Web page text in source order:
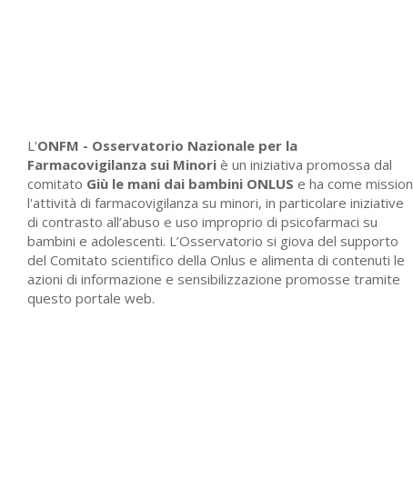
L'ONFM - Osservatorio Nazionale per la
Farmacovigilanza sui Minori è un iniziativa promossa dal
comitato Giù le mani dai bambini ONLUS e ha come mission
l'attività di farmacovigilanza su minori, in particolare iniziative
di contrasto all’abuso e uso improprio di psicofarmaci su
bambini e adolescenti. L’Osservatorio si giova del supporto
del Comitato scientifico della Onlus e alimenta di contenuti le
azioni di informazione e sensibilizzazione promosse tramite
questo portale web.